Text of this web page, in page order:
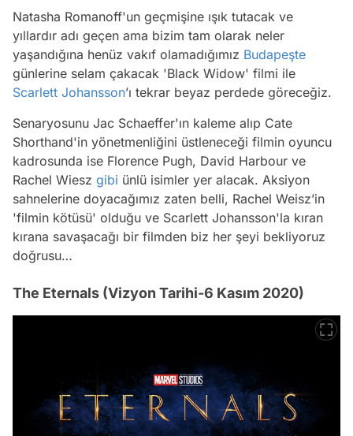
Natasha Romanoff'un geçmişine ışık tutacak ve
yıllardır adı geçen ama bizim tam olarak neler
yaşandığına henüz vakıf olamadığımız Budapeşte
günlerine selam çakacak 'Black Widow' filmi ile
Scarlett Johansson’ı tekrar beyaz perdede göreceğiz.
Senaryosunu Jac Schaeffer'ın kaleme alıp Cate
Shorthand'in yönetmenliğini üstleneceği filmin oyuncu
kadrosunda ise Florence Pugh, David Harbour ve
Rachel Wiesz gibi ünlü isimler yer alacak. Aksiyon
sahnelerine doyacağımız zaten belli, Rachel Weisz’in
'filmin kötüsü' olduğu ve Scarlett Johansson'la kıran
kırana savaşacağı bir filmden biz her şeyi bekliyoruz
doğrusu…
The Eternals (Vizyon Tarihi-6 Kasım 2020)